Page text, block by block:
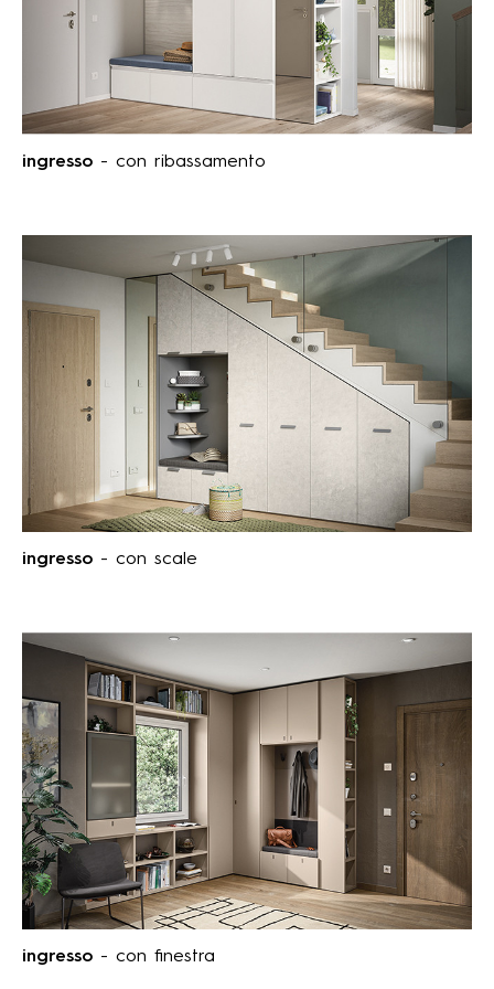
ingresso - con ribassamento
ingresso - con scale
ingresso - con finestra